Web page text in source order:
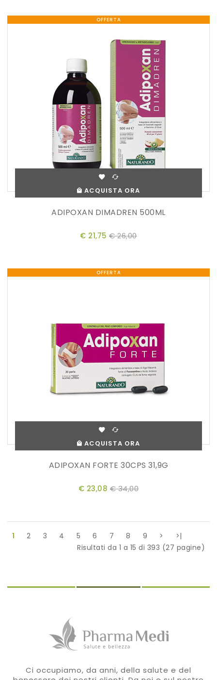
OFFERTA
ACQUISTA ORA
ADIPOXAN DIMADREN 500ML
€ 21,75 € 26,00
OFFERTA
ACQUISTA ORA
ADIPOXAN FORTE 30CPS 31,9G
€ 23,08 € 34,00
1 2 3 4 5 6 7 8 9 >
>|
Risultati da 1 a 15 di 393 (27 pagine)
Ci occupiamo, da anni, della salute e del